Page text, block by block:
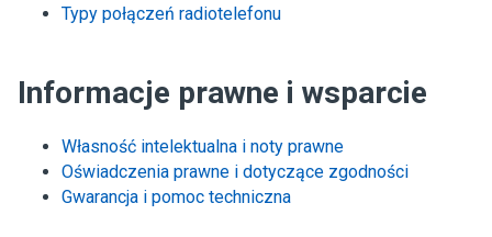
Typy połączeń radiotelefonu
Informacje prawne i wsparcie
Własność intelektualna i noty prawne
Oświadczenia prawne i dotyczące zgodności
Gwarancja i pomoc techniczna